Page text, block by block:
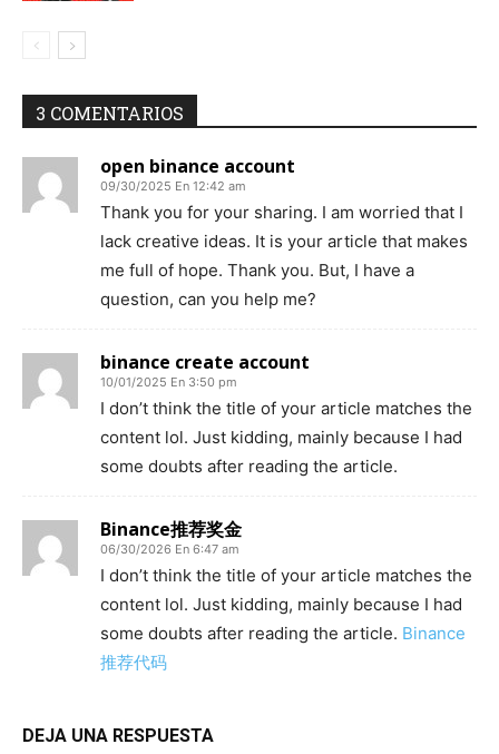
3 COMENTARIOS
open binance account
09/30/2025 En 12:42 am
Thank you for your sharing. I am worried that I
lack creative ideas. It is your article that makes
me full of hope. Thank you. But, I have a
question, can you help me?
binance create account
10/01/2025 En 3:50 pm
I don’t think the title of your article matches the
content lol. Just kidding, mainly because I had
some doubts after reading the article.
Binance推荐奖金
06/30/2026 En 6:47 am
I don’t think the title of your article matches the
content lol. Just kidding, mainly because I had
some doubts after reading the article. Binance
推荐代码
DEJA UNA RESPUESTA